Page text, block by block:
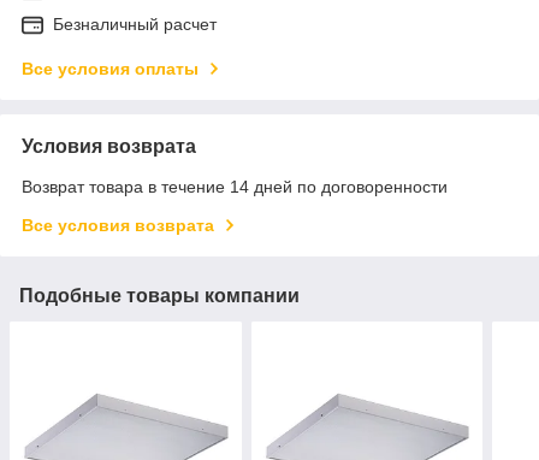
Безналичный расчет
Все условия оплаты
Условия возврата
Возврат товара в течение 14 дней по договоренности
Все условия возврата
Подобные товары компании